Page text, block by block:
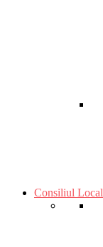
Consiliul Local